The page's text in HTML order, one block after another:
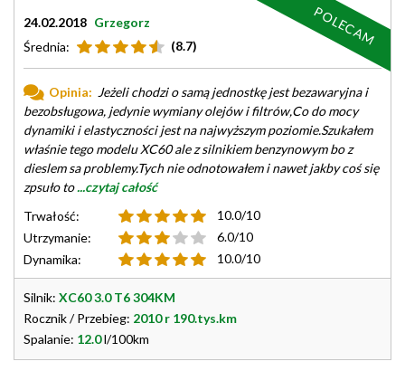
24.02.2018 Grzegorz
Średnia:
(8.7)
Opinia: Jeżeli chodzi o samą jednostkę jest bezawaryjna i
bezobsługowa, jedynie wymiany olejów i filtrów,Co do mocy
dynamiki i elastyczności jest na najwyższym poziomie.Szukałem
właśnie tego modelu XC60 ale z silnikiem benzynowym bo z
dieslem sa problemy.Tych nie odnotowałem i nawet jakby coś się
zpsuło to...czytaj całość
Trwałość:
10.0/10
Utrzymanie:
6.0/10
Dynamika:
10.0/10
Silnik: XC60 3.0 T6 304KM
Rocznik / Przebieg: 2010 r 190.tys.km
Spalanie: 12.0l/100km
POLECAM